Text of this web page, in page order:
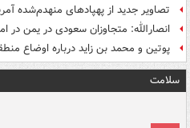
تصاویر جدید از پهپادهای منهدم‌شده
انصارالله: متجاوزان سعودی در یمن در
پوتین و محمد بن زاید درباره اوضاع
سلامت